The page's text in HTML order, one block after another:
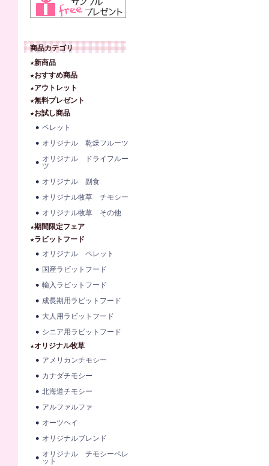
商品カテゴリ
★新商品
★おすすめ商品
★アウトレット
★無料プレゼント
★お試し商品
ペレット
オリジナル 乾燥フルーツ
オリジナル ドライフルー
ツ
オリジナル 副食
オリジナル牧草 チモシー
オリジナル牧草 その他
★期間限定フェア
★ラビットフード
オリジナル ペレット
国産ラビットフード
輸入ラビットフード
成長期用ラビットフード
大人用ラビットフード
シニア用ラビットフード
★オリジナル牧草
アメリカンチモシー
カナダチモシー
北海道チモシー
アルファルファ
オーツヘイ
オリジナルブレンド
オリジナル チモシーペレ
ット